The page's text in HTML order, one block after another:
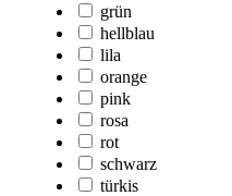
grün
hellblau
lila
orange
pink
rosa
rot
schwarz
türkis